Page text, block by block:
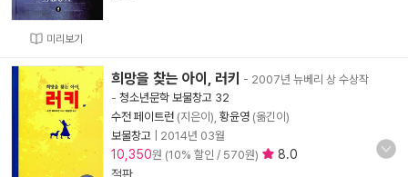
미리보기
희망을 찾는 아이, 러키
- 2007년 뉴베리 상 수상작
- 청소년문학 보물창고 32
수전 페이트런 (지은이), 황윤영 (옮긴이)
보물창고
2014년 03월
10,350원 (10% 할인 / 570원)
8.0